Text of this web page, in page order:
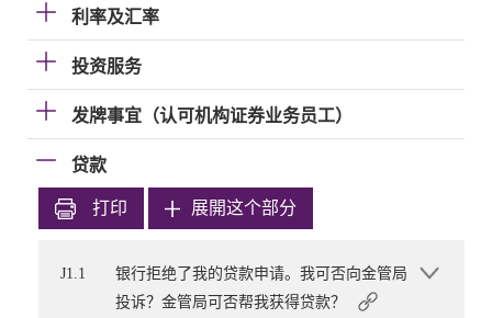
利率及汇率
投资服务
发牌事宜（认可机构证券业务员工）
贷款
打印 展開这个部分
J1.1
银行拒绝了我的贷款申请。我可否向金管局
投诉？金管局可否帮我获得贷款？